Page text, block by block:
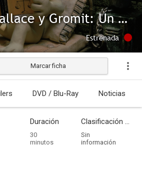
Wallace y Gromit: Un esquilado apurado
Estrenada
Marcar ficha
DVD / Blu-Ray Noticias
Duración
30
minutos
Clasificación por edades
Sin
información